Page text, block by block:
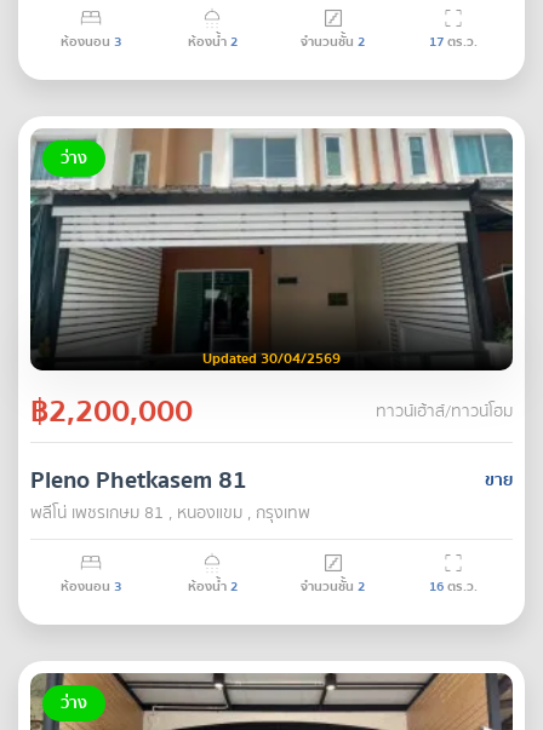
ห้องนอน 3 ห้องน้ำ2 จำนวนชั้น 2 17ตร.ว.
ว่าง
Updated 30/04/2569
฿2,200,000 ทาวน์เฮ้าส์/ทาวน์โฮม
ขาย
Pleno Phetkasem 81
พลีโน่ เพชรเกษม 81 , หนองแขม , กรุงเทพ
ห้องนอน 3 ห้องน้ำ2 จำนวนชั้น 2 16ตร.ว.
ว่าง